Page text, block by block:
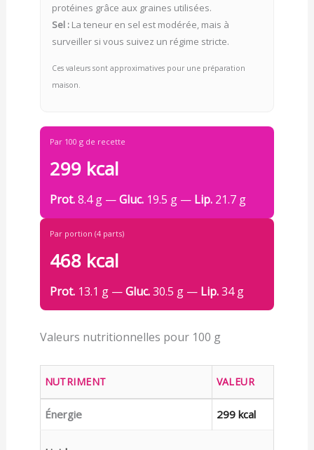
protéines grâce aux graines utilisées.
Sel :La teneur en sel est modérée, mais à
surveiller si vous suivez un régime stricte.
Ces valeurs sont approximatives pour une préparation
maison.
Par 100 g de recette
299 kcal
Prot.8.4 g —Gluc.19.5 g — Lip.21.7 g
Par portion (4 parts)
468 kcal
Prot.13.1 g —Gluc.30.5 g — Lip.34 g
Valeurs nutritionnelles pour 100 g
NUTRIMENT VALEUR
Énergie 299 kcal